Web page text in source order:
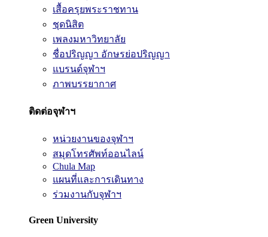
เสื้อครุยพระราชทาน
ชุดนิสิต
เพลงมหาวิทยาลัย
ชื่อปริญญา อักษรย่อปริญญา
แบรนด์จุฬาฯ
ภาพบรรยากาศ
ติดต่อจุฬาฯ
หน่วยงานของจุฬาฯ
สมุดโทรศัพท์ออนไลน์
Chula Map
แผนที่และการเดินทาง
ร่วมงานกับจุฬาฯ
Green University